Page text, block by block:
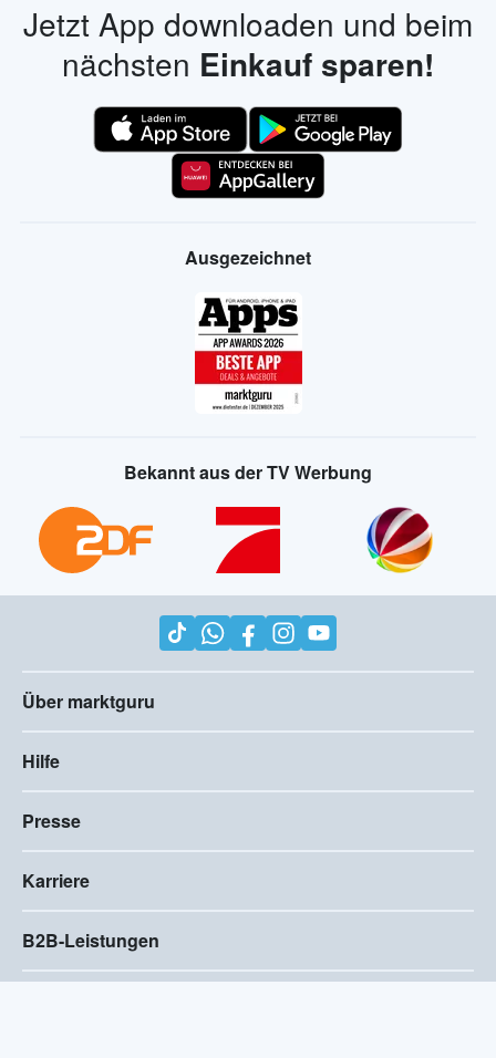
Jetzt App downloaden und beim
nächsten Einkauf sparen!
Ausgezeichnet
Bekannt aus der TV Werbung
Über marktguru
Hilfe
Presse
Karriere
B2B-Leistungen